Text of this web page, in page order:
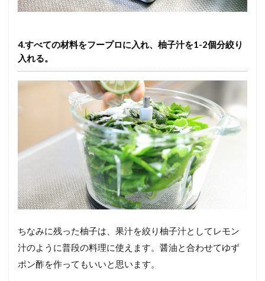
4.すべての材料をフープロに入れ、柚子汁を1-2個分絞り
入れる。
ちなみに残った柚子は、果汁を絞り柚子汁としてレモン
汁のように普段の料理に使えます。醤油と合わせてゆず
ポン酢を作ってもいいと思います。